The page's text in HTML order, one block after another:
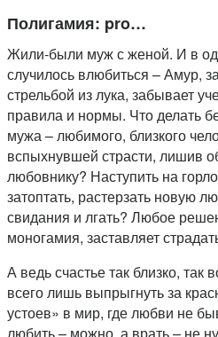
Полигамия: pro…
Жили-были муж с женой. И в
случилось влюбиться – Амур,
стрельбой из лука, забывает
правила и нормы. Что делать
мужа – любимого, близкого
вспыхнувшей страсти, лишив
любовнику? Наступить на
затоптать, растерзать новую
свидания и лгать? Любое
моногамия, заставляет
А ведь счастье так близко, так
всего лишь выпрыгнуть за
устоев» в мир, где любви не